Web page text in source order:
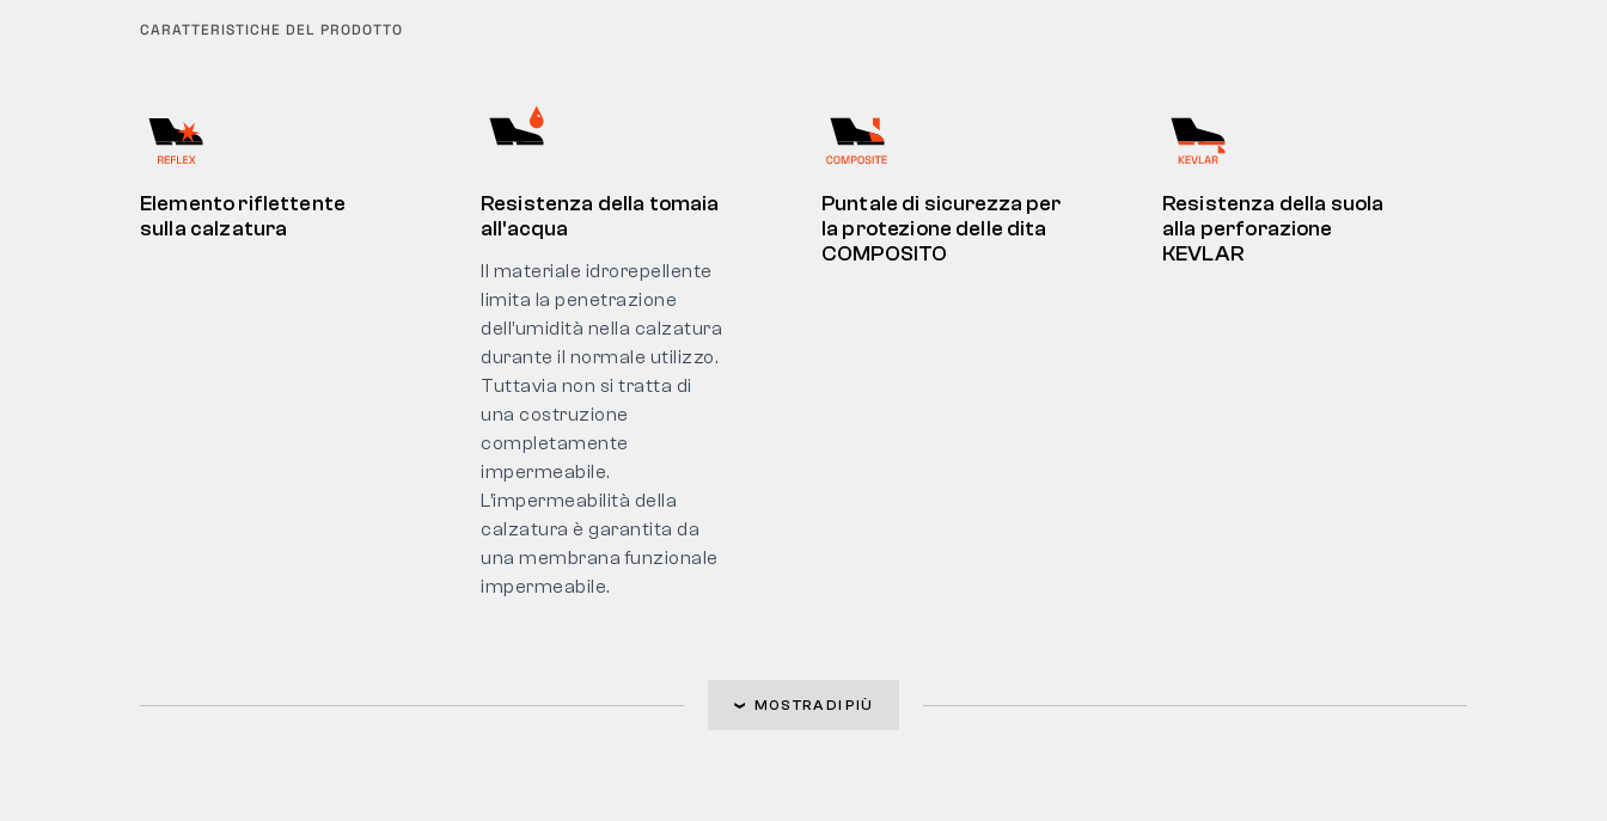
CARATTERISTICHE DEL PRODOTTO
Elemento riflettente
sulla calzatura
Resistenza della tomaia
all'acqua
Il materiale idrorepellente
limita la penetrazione
dell’umidità nella calzatura
durante il normale utilizzo.
Tuttavia non si tratta di
una costruzione
completamente
impermeabile.
L’impermeabilità della
calzatura è garantita da
una membrana funzionale
impermeabile.
Puntale di sicurezza per
la protezione delle dita
COMPOSITO
Resistenza della suola
alla perforazione
KEVLAR
MOSTRA DI PIÙ